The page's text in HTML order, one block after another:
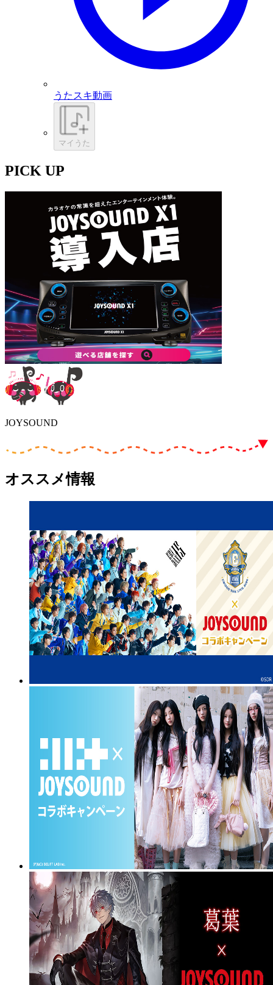
うたスキ動画
マイうた
PICK UP
JOYSOUND
オススメ情報